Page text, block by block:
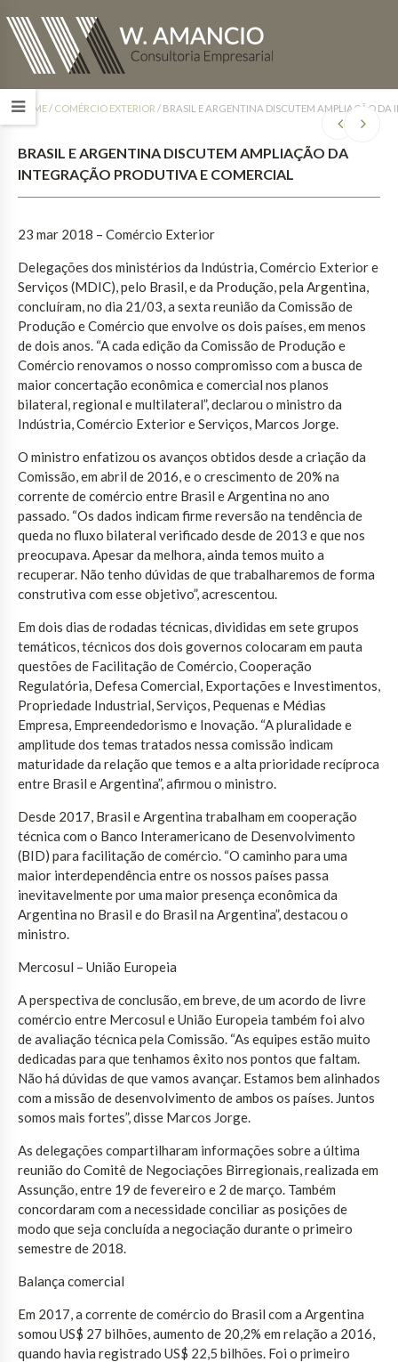
HOME/ COMÉRCIO EXTERIOR / BRASIL E ARGENTINA DISCUTEM AMPLIAÇÃO DA
BRASIL E ARGENTINA DISCUTEM AMPLIAÇÃO DA
INTEGRAÇÃO PRODUTIVA E COMERCIAL
23 mar 2018 – Comércio Exterior
Delegações dos ministérios da Indústria, Comércio Exterior e
Serviços (MDIC), pelo Brasil, e da Produção, pela Argentina,
concluíram, no dia 21/03, a sexta reunião da Comissão de
Produção e Comércio que envolve os dois países, em menos
de dois anos. “A cada edição da Comissão de Produção e
Comércio renovamos o nosso compromisso com a busca de
maior concertação econômica e comercial nos planos
bilateral, regional e multilateral”, declarou o ministro da
Indústria, Comércio Exterior e Serviços, Marcos Jorge.
O ministro enfatizou os avanços obtidos desde a criação da
Comissão, em abril de 2016, e o crescimento de 20% na
corrente de comércio entre Brasil e Argentina no ano
passado. “Os dados indicam firme reversão na tendência de
queda no fluxo bilateral verificado desde de 2013 e que nos
preocupava. Apesar da melhora, ainda temos muito a
recuperar. Não tenho dúvidas de que trabalharemos de forma
construtiva com esse objetivo”, acrescentou.
Em dois dias de rodadas técnicas, divididas em sete grupos
temáticos, técnicos dos dois governos colocaram em pauta
questões de Facilitação de Comércio, Cooperação
Regulatória, Defesa Comercial, Exportações e Investimentos,
Propriedade Industrial, Serviços, Pequenas e Médias
Empresa, Empreendedorismo e Inovação. “A pluralidade e
amplitude dos temas tratados nessa comissão indicam
maturidade da relação que temos e a alta prioridade recíproca
entre Brasil e Argentina”, afirmou o ministro.
Desde 2017, Brasil e Argentina trabalham em cooperação
técnica com o Banco Interamericano de Desenvolvimento
(BID) para facilitação de comércio. “O caminho para uma
maior interdependência entre os nossos países passa
inevitavelmente por uma maior presença econômica da
Argentina no Brasil e do Brasil na Argentina”, destacou o
ministro.
Mercosul – União Europeia
A perspectiva de conclusão, em breve, de um acordo de livre
comércio entre Mercosul e União Europeia também foi alvo
de avaliação técnica pela Comissão. “As equipes estão muito
dedicadas para que tenhamos êxito nos pontos que faltam.
Não há dúvidas de que vamos avançar. Estamos bem alinhados
com a missão de desenvolvimento de ambos os países. Juntos
somos mais fortes”, disse Marcos Jorge.
As delegações compartilharam informações sobre a última
reunião do Comitê de Negociações Birregionais, realizada em
Assunção, entre 19 de fevereiro e 2 de março. Também
concordaram com a necessidade conciliar as posições de
modo que seja concluída a negociação durante o primeiro
semestre de 2018.
Balança comercial
Em 2017, a corrente de comércio do Brasil com a Argentina
somou US$ 27 bilhões, aumento de 20,2% em relação a 2016,
quando havia registrado US$ 22,5 bilhões. Foi o primeiro